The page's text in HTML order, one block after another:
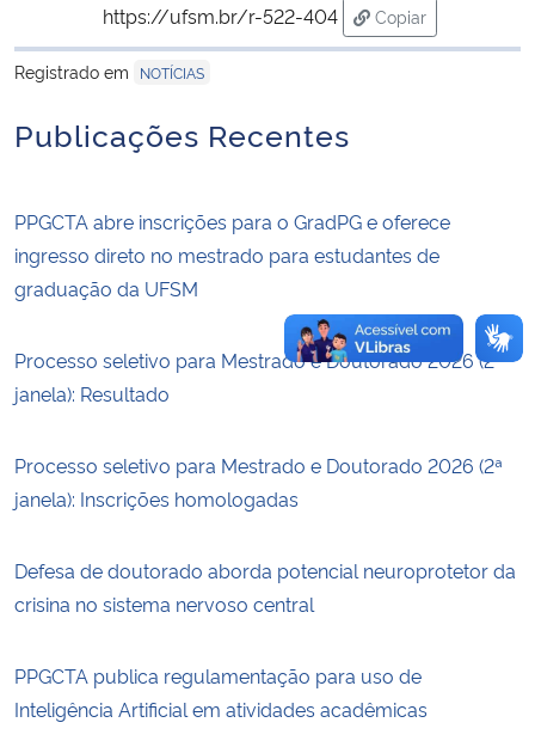
Gabinete de Segurança Institucional
https://ufsm.br/r-522-404
Copiar
para área de
Registrado em
NOTÍCIAS
Publicações Recentes
PPGCTA abre inscrições para o GradPG e oferece
ingresso direto no mestrado para estudantes de
graduação da UFSM
Processo seletivo para Mestrado e Doutorado 2026 (2ª
janela): Resultado
Processo seletivo para Mestrado e Doutorado 2026 (2ª
janela): Inscrições homologadas
Defesa de doutorado aborda potencial neuroprotetor da
crisina no sistema nervoso central
PPGCTA publica regulamentação para uso de
Inteligência Artificial em atividades acadêmicas